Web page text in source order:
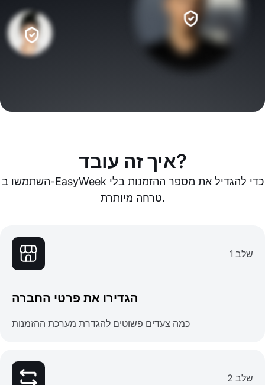
איך זה עובד?
השתמשו ב-EasyWeek כדי להגדיל את מספר ההזמנות בלי
טרחה מיותרת.
שלב 1
הגדירו את פרטי החברה
כמה צעדים פשוטים להגדרת מערכת ההזמנות
שלב 2